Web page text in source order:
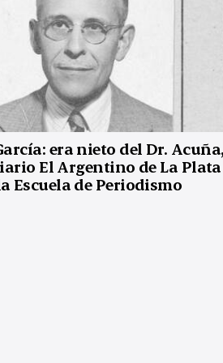
era nieto del Dr.
El Argentino de La Plata
Escuela de Periodismo